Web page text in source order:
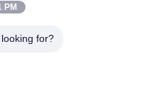
HVACの深いプリーツのエア
PM
for?